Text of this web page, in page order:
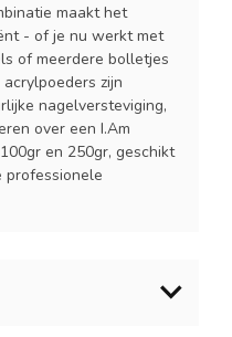
maakt het
- of je nu werkt met
of meerdere bolletjes
zijn
nagelversteviging,
over een I.Am
en 250gr, geschikt
professionele